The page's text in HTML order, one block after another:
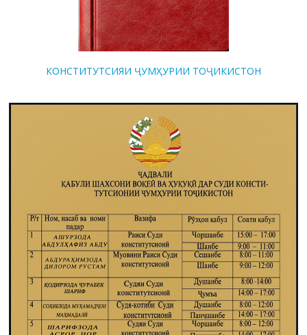
КОНСТИТУТСИЯИ ҶУМҲУРИИ ТОҶИКИСТОН